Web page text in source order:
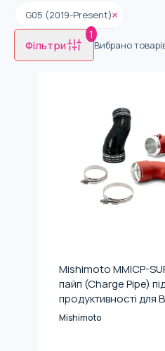
G05 (2019-Present)
Фільтри
1
Вибрано
Mishimoto MMICP-
пайп (Charge Pipe)
продуктивності для
(G20)/Z4 (G29) 3.0L
Mishimoto